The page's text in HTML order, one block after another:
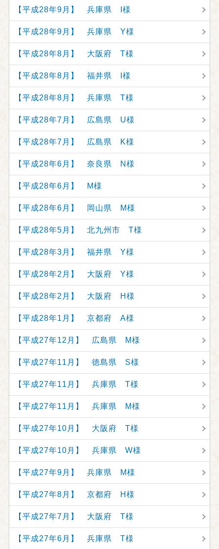
【平成28年9月】 兵庫県 I様
【平成28年9月】 兵庫県 Y様
【平成28年8月】 大阪府 T様
【平成28年8月】 福井県 I様
【平成28年8月】 兵庫県 T様
【平成28年7月】 広島県 U様
【平成28年7月】 広島県 K様
【平成28年6月】 奈良県 N様
【平成28年6月】 M様
【平成28年6月】 岡山県 M様
【平成28年5月】 北九州市 T様
【平成28年3月】 福井県 Y様
【平成28年2月】 大阪府 Y様
【平成28年2月】 大阪府 H様
【平成28年1月】 京都府 A様
【平成27年12月】 広島県 M様
【平成27年11月】 徳島県 S様
【平成27年11月】 兵庫県 T様
【平成27年11月】 兵庫県 M様
【平成27年10月】 大阪府 T様
【平成27年10月】 兵庫県 W様
【平成27年9月】 兵庫県 M様
【平成27年8月】 京都府 H様
【平成27年7月】 大阪府 T様
【平成27年6月】 兵庫県 T様